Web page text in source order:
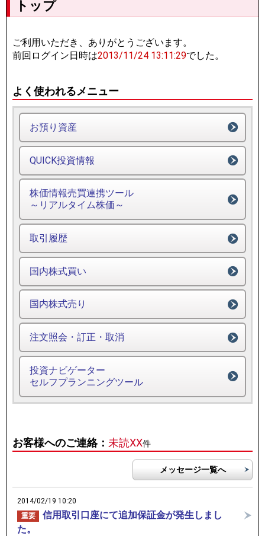
トップ
ご利用いただき、ありがとうございます。
前回ログイン日時は2013/11/24 13:11:29でした。
よく使われるメニュー
お預り資産
QUICK投資情報
株価情報売買連携ツール
～リアルタイム株価～
取引履歴
国内株式買い
国内株式売り
注文照会・訂正・取消
投資ナビゲーター
セルフプランニングツール
お客様へのご連絡： 未読XX件
メッセージ一覧へ
2014/02/19 10:20
重要
信用取引口座にて追加保証金が発生しまし
た。